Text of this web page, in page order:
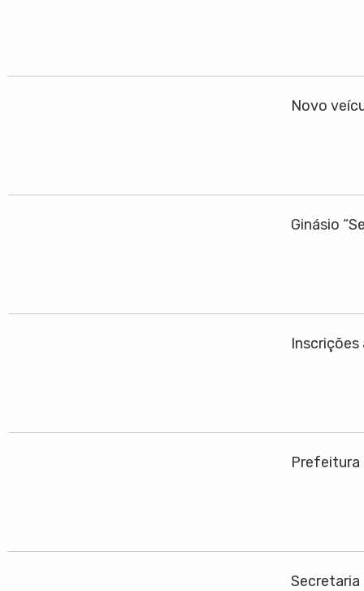
Novo
Ginásio
Prefeitura
Secretaria